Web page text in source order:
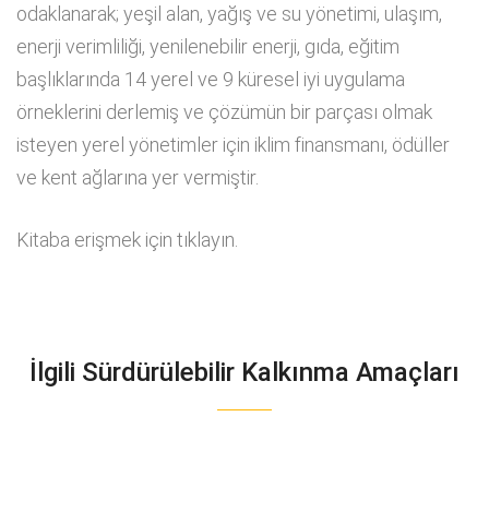
odaklanarak; yeşil alan, yağış ve su yönetimi, ulaşım,
enerji verimliliği, yenilenebilir enerji, gıda, eğitim
başlıklarında 14 yerel ve 9 küresel iyi uygulama
örneklerini derlemiş ve çözümün bir parçası olmak
isteyen yerel yönetimler için iklim finansmanı, ödüller
ve kent ağlarına yer vermiştir.
Kitaba erişmek için tıklayın.
İlgili Sürdürülebilir Kalkınma Amaçları